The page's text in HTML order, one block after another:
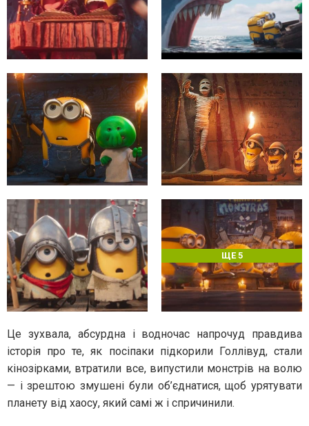
ЩЕ 5
Це зухвала, абсурдна і водночас напрочуд правдива
історія про те, як посіпаки підкорили Голлівуд, стали
кінозірками, втратили все, випустили монстрів на волю
— і зрештою змушені були об’єднатися, щоб урятувати
планету від хаосу, який самі ж і спричинили.